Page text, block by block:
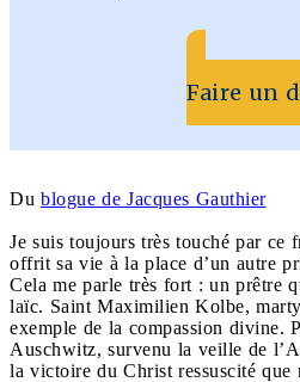
Faire un
Du blogue de Jacques Gauthier
Je suis toujours très touché par ce
offrit sa vie à la place d’un autre
Cela me parle très fort : un prêtre
laïc. Saint Maximilien Kolbe,
exemple de la compassion divine.
Auschwitz, survenu la veille de
la victoire du Christ ressuscité que